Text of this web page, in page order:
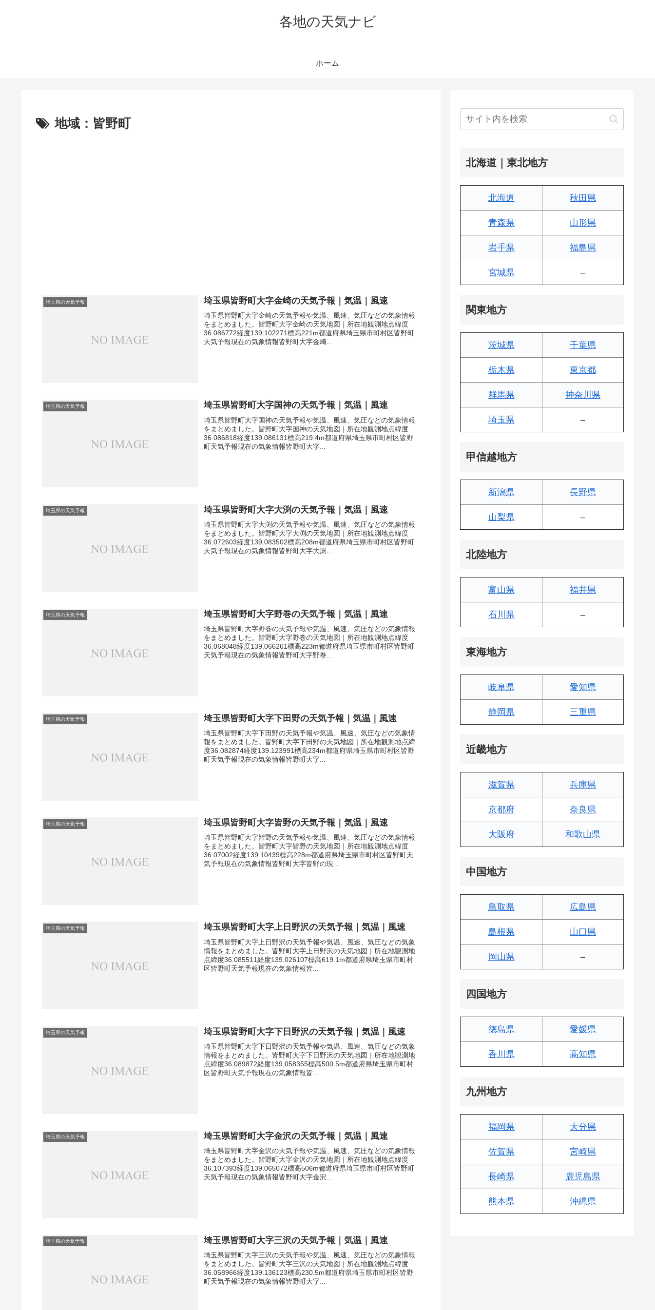
各地の天気ナビ
ホーム
地域：皆野町
埼玉県の天気予報 埼玉県皆野町大字金崎の天気予報｜気温｜風速
埼玉県皆野町大字金崎の天気予報や気温、風速、気圧などの気象情報
をまとめました。皆野町大字金崎の天気地図｜所在地観測地点緯度
36.086772経度139.102271標高221m都道府県埼玉県市町村区皆野町
天気予報現在の気象情報皆野町大字金崎...
埼玉県の天気予報 埼玉県皆野町大字国神の天気予報｜気温｜風速
埼玉県皆野町大字国神の天気予報や気温、風速、気圧などの気象情報
をまとめました。皆野町大字国神の天気地図｜所在地観測地点緯度
36.086818経度139.086131標高219.4m都道府県埼玉県市町村区皆野
町天気予報現在の気象情報皆野町大字...
埼玉県の天気予報 埼玉県皆野町大字大渕の天気予報｜気温｜風速
埼玉県皆野町大字大渕の天気予報や気温、風速、気圧などの気象情報
をまとめました。皆野町大字大渕の天気地図｜所在地観測地点緯度
36.072603経度139.083502標高208m都道府県埼玉県市町村区皆野町
天気予報現在の気象情報皆野町大字大渕...
埼玉県の天気予報 埼玉県皆野町大字野巻の天気予報｜気温｜風速
埼玉県皆野町大字野巻の天気予報や気温、風速、気圧などの気象情報
をまとめました。皆野町大字野巻の天気地図｜所在地観測地点緯度
36.068048経度139.066261標高223m都道府県埼玉県市町村区皆野町
天気予報現在の気象情報皆野町大字野巻...
埼玉県の天気予報 埼玉県皆野町大字下田野の天気予報｜気温｜風速
埼玉県皆野町大字下田野の天気予報や気温、風速、気圧などの気象情
報をまとめました。皆野町大字下田野の天気地図｜所在地観測地点緯
度36.082874経度139.123991標高234m都道府県埼玉県市町村区皆野
町天気予報現在の気象情報皆野町大字...
埼玉県の天気予報 埼玉県皆野町大字皆野の天気予報｜気温｜風速
埼玉県皆野町大字皆野の天気予報や気温、風速、気圧などの気象情報
をまとめました。皆野町大字皆野の天気地図｜所在地観測地点緯度
36.07002経度139.10439標高228m都道府県埼玉県市町村区皆野町天
気予報現在の気象情報皆野町大字皆野の現...
埼玉県の天気予報 埼玉県皆野町大字上日野沢の天気予報｜気温｜風速
埼玉県皆野町大字上日野沢の天気予報や気温、風速、気圧などの気象
情報をまとめました。皆野町大字上日野沢の天気地図｜所在地観測地
点緯度36.085511経度139.026107標高619.1m都道府県埼玉県市町村
区皆野町天気予報現在の気象情報皆...
埼玉県の天気予報 埼玉県皆野町大字下日野沢の天気予報｜気温｜風速
埼玉県皆野町大字下日野沢の天気予報や気温、風速、気圧などの気象
情報をまとめました。皆野町大字下日野沢の天気地図｜所在地観測地
点緯度36.089872経度139.058355標高500.5m都道府県埼玉県市町村
区皆野町天気予報現在の気象情報皆...
埼玉県の天気予報 埼玉県皆野町大字金沢の天気予報｜気温｜風速
埼玉県皆野町大字金沢の天気予報や気温、風速、気圧などの気象情報
をまとめました。皆野町大字金沢の天気地図｜所在地観測地点緯度
36.107393経度139.065072標高506m都道府県埼玉県市町村区皆野町
天気予報現在の気象情報皆野町大字金沢...
埼玉県の天気予報 埼玉県皆野町大字三沢の天気予報｜気温｜風速
埼玉県皆野町大字三沢の天気予報や気温、風速、気圧などの気象情報
をまとめました。皆野町大字三沢の天気地図｜所在地観測地点緯度
36.058966経度139.136123標高230.5m都道府県埼玉県市町村区皆野
町天気予報現在の気象情報皆野町大字...
北海道｜東北地方
北海道 秋田県
青森県 山形県
岩手県 福島県
宮城県 –
関東地方
茨城県 千葉県
栃木県 東京都
群馬県 神奈川県
埼玉県 –
甲信越地方
新潟県 長野県
山梨県 –
北陸地方
富山県 福井県
石川県 –
東海地方
岐阜県 愛知県
静岡県 三重県
近畿地方
滋賀県 兵庫県
京都府 奈良県
大阪府 和歌山県
中国地方
鳥取県 広島県
島根県 山口県
岡山県 –
四国地方
徳島県 愛媛県
香川県 高知県
九州地方
福岡県 大分県
佐賀県 宮崎県
長崎県 鹿児島県
熊本県 沖縄県